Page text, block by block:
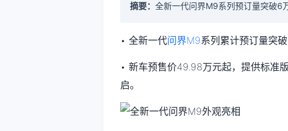
摘要： 全新一代问界M9系列预订量突破6
• 全新一代问界M9系列累计预订量突
• 新车预售价49.98万元起，提供标准
启。